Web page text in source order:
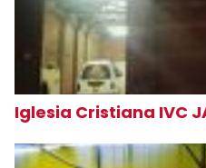
Iglesia Cristiana IVC